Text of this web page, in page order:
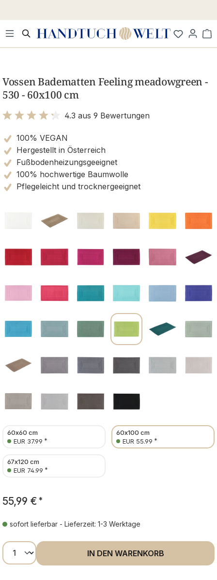
Vossen Badematten Feeling meadowgreen -
530 - 60x100 cm
4.3 aus 9 Bewertungen
100% VEGAN
Hergestellt in Österreich
Fußbodenheizungsgeeignet
100% hochwertige Baumwolle
Pflegeleicht und trocknergeeignet
60x60 cm
EUR 37.99 *
60x100 cm
EUR 55.99 *
67x120 cm
EUR 74.99 *
55,99 € *
sofort lieferbar - Lieferzeit: 1-3 Werktage
Produkt Anzahl: Gib den gewünschten
IN DEN WARENKORB